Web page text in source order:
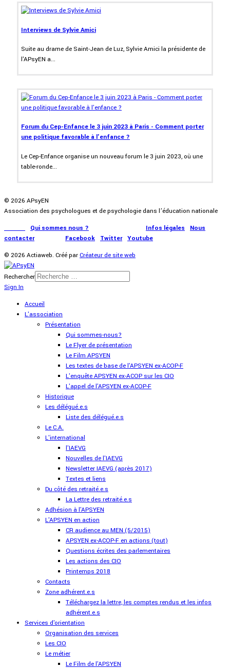
Interviews de Sylvie Amici
Suite au drame de Saint-Jean de Luz, Sylvie Amici la présidente de
l'APsyEN a...
Forum du Cep-Enfance le 3 juin 2023 à Paris - Comment porter
une politique favorable à l'enfance ?
Le Cep-Enfance organise un nouveau forum le 3 juin 2023, où une
table-ronde...
© 2026 APsyEN
Association des psychologues et de psychologie dans l’éducation nationale
Qui sommes nous ? Infos légales
Nous
contacter| Facebook Twitter| Youtube
© 2026 Actiaweb. Créé parCréateur de site web
Rechercher
Sign In
Accueil
L'association
Présentation
Qui sommes-nous?
Le Flyer de présentation
Le Film APSYEN
Les textes de base de l'APSYEN ex-ACOP-F
L'enquête APSYEN ex-ACOP sur les CIO
L'appel de l'APSYEN ex-ACOP-F
Historique
Les délégué.e.s
Liste des délégué.e.s
Le C.A.
L'international
l'IAEVG
Nouvelles de l'IAEVG
Newsletter IAEVG (après 2017)
Textes et liens
Du côté des retraité.e.s
La Lettre des retraité.e.s
Adhésion à l'APSYEN
L'APSYEN en action
CR audience au MEN (5/2015)
APSYEN ex-ACOP-F en actions (tout)
Questions écrites des parlementaires
Les actions des CIO
Printemps 2018
Contacts
Zone adhérent.e.s
Téléchargez la lettre, les comptes rendus et les infos
adhérent.e.s
Services d'orientation
Organisation des services
Les CIO
Le métier
Le Film de l'APSYEN